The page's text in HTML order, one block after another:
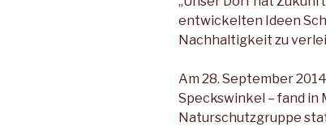
entwickelten Ideen
Nachhaltigkeit zu
Am 28. September
Speckswinkel – fand in
Naturschutzgruppe